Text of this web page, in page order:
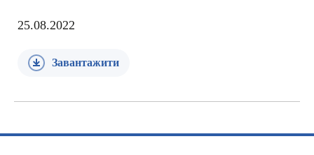
25.08.2022
Завантажити